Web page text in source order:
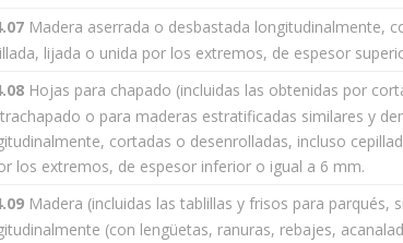
Madera aserrada o desbastada longitudinalmente,
lijada o unida por los extremos, de espesor
Hojas para chapado (incluidas las obtenidas por
o para maderas estratificadas similares y
cortadas o desenrolladas, incluso
los extremos, de espesor inferior o igual a 6 mm.
Madera (incluidas las tablillas y frisos para parqués,
(con lengüetas, ranuras, rebajes,